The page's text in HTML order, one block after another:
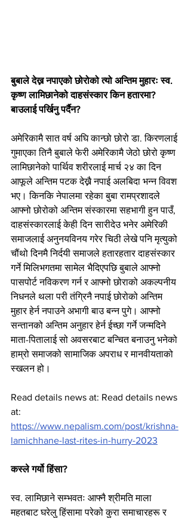
बुबाले देख्न नपाएको छोरोको त्यो अन्तिम मुहारः स्व.
कृष्ण लामिछानेको दाहसंस्कार किन हतारमा?
बाउलाई पर्खिनु पर्दैन?
अमेरिकामै सात वर्ष अघि कान्छो छोरो डा. किरणलाई
गुमाएका तिनै बुबाले फेरी अमेरिकामै जेठो छोरो कृष्ण
लामिछानेको पार्थिव शरीरलाई मार्च २४ का दिन
आफूले अन्तिम पटक देख्नै नपाई अलबिदा भन्न विवश
भए। किनकि नेपालमा रहेका बुबा रामप्रशादले
आफ्नो छोरोको अन्तिम संस्कारमा सहभागी हुन पाउँ,
दाहसंस्कारलाई केही दिन सारीदेउ भनेर अमेरिकी
समाजलाई अनुनयविनय गरेर चिठी लेखे पनि मृत्युको
चौंथो दिनमै निर्दयी समाजले हतारहतार दाहसंस्कार
गर्ने मिलिभगतमा सामेल भैदिएपछि बुबाले आफ्नो
पासपोर्ट नविकरण गर्न र आफ्नो छोराको अकल्पनीय
निधनले थला परी तंग्रिनै नपाई छोरोको अन्तिम
मुहार हेर्न नपाउने अभागी बाउ बन्न पुगे। आफ्नो
सन्तानको अन्तिम अनुहार हेर्न ईच्छा गर्ने जन्मदिने
माता-पितालाई सो अवसरबाट बन्चित बनाउनु भनेको
हाम्रो समाजको सामाजिक अपराध र मानवीयताको
स्खलन हो।
Read details news at: Read details news
at:
https://www.nepalism.com/post/krishna-
lamichhane-last-rites-in-hurry-2023
कस्ले गर्यो हिंसा?
स्व. लामिछाने सम्भवतः आफ्नै श्रीमति माला
महतबाट घरेलु हिंसामा परेको कुरा समाचारहरू र